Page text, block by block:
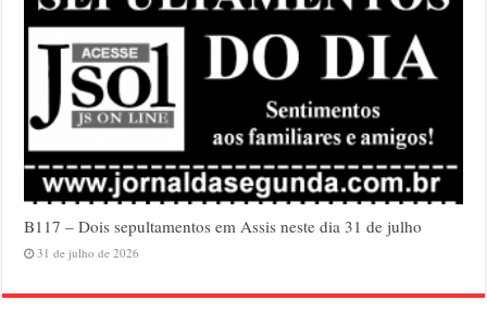
B117 – Dois sepultamentos em Assis neste dia 31 de julho
31 de julho de 2026